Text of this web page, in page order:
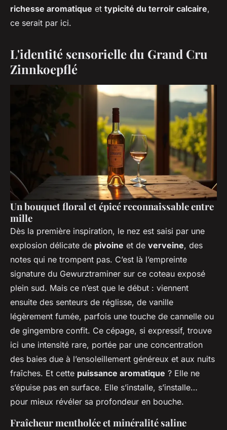
richesse aromatique et typicité du terroir calcaire,
ce serait par ici.
L'identité sensorielle du Grand Cru
Zinnkoepflé
Un bouquet floral et épicé reconnaissable entre
mille
Dès la première inspiration, le nez est saisi par une
explosion délicate de pivoine et de verveine, des
notes qui ne trompent pas. C’est là l’empreinte
signature du Gewurztraminer sur ce coteau exposé
plein sud. Mais ce n’est que le début : viennent
ensuite des senteurs de réglisse, de vanille
légèrement fumée, parfois une touche de cannelle ou
de gingembre confit. Ce cépage, si expressif, trouve
ici une intensité rare, portée par une concentration
des baies due à l’ensoleillement généreux et aux nuits
fraîches. Et cette puissance aromatique ? Elle ne
s’épuise pas en surface. Elle s’installe, s’installe…
pour mieux révéler sa profondeur en bouche.
Fraîcheur mentholée et minéralité saline